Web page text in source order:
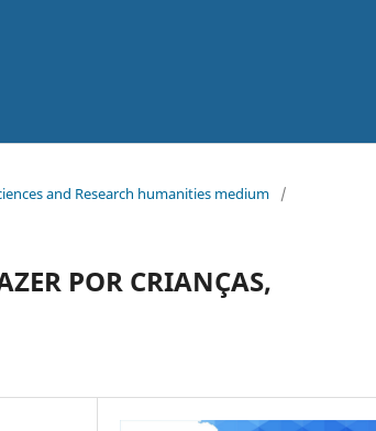
and Research humanities medium
/
POR CRIANÇAS,